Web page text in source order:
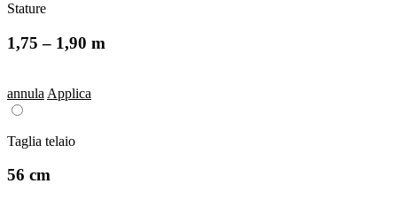
Stature
1,75 – 1,90 m
annula Applica
Taglia telaio
56 cm